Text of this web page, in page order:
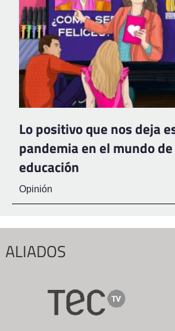
Lo positivo que nos deja
pandemia en el mundo
educación
Opinión
ALIADOS